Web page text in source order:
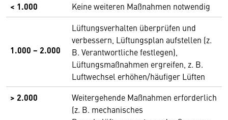
< 1.000 Keine weiteren Maßnahmen notwendig
1.000 ­− 2.000
Lüftungsverhalten überprüfen und
verbessern, Lüftungsplan aufstellen (z.
B. Verantwortliche festlegen),
Lüftungsmaßnahmen ergreifen, z. B.
Luftwechsel erhöhen/häufiger Lüften
> 2.000
Weitergehende Maßnahmen erforderlich
(z. B. mechanisches